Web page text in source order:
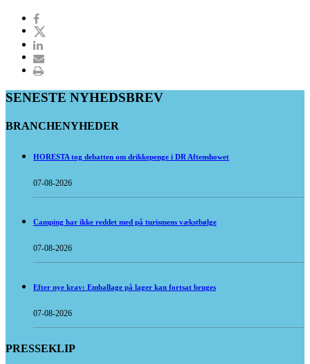
SENESTE NYHEDSBREV
BRANCHENYHEDER
HORESTA tog debatten om drikkepenge i DR Aftenshowet
07-08-2026
Camping har ikke reddet med på turismens vækstbølge
07-08-2026
Efter nye krav: Emballage på lager kan fortsat bruges
07-08-2026
PRESSEKLIP